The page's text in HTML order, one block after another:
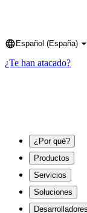
Language
Español (España)
¿Te han atacado?
¿Por qué?
Productos
Servicios
Soluciones
Desarrolladores